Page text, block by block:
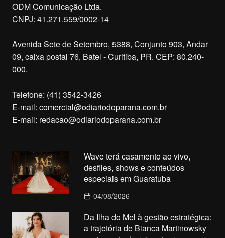
ODM Comunicação Ltda.
CNPJ: 41.271.559/0002-14
Avenida Sete de Setembro, 5388, Conjunto 903, Andar
09, caixa postal 76, Batel - Curitiba, PR. CEP: 80.240-
000.
Telefone: (41) 3542-3426
E-mail: comercial@odiariodoparana.com.br
E-mail: redacao@odiariodoparana.com.br
Wave terá casamento ao vivo,
desfiles, shows e conteúdos
especiais em Guaratuba
04/08/2026
Da Ilha do Mel à gestão estratégica:
a trajetória de Bianca Martinowsky